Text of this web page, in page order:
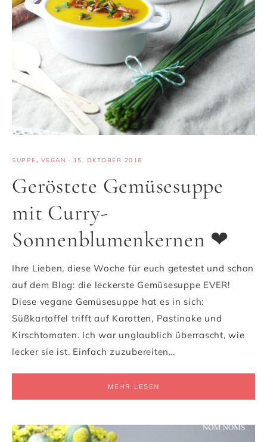
SUPPE, VEGAN · 15. OKTOBER 2016
Geröstete Gemüsesuppe
mit Curry-
Sonnenblumenkernen ❤
Ihre Lieben, diese Woche für euch getestet und schon
auf dem Blog: die leckerste Gemüsesuppe EVER!
Diese vegane Gemüsesuppe hat es in sich:
Süßkartoffel trifft auf Karotten, Pastinake und
Kirschtomaten. Ich war unglaublich überrascht, wie
lecker sie ist. Einfach zuzubereiten…
MEHR LESEN